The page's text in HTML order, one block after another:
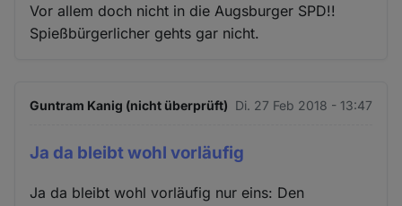
Vor allem doch nicht in die Augsburger SPD!!
Spießbürgerlicher gehts gar nicht.
Guntram Kanig (nicht überprüft) Di. 27 Feb 2018 - 13:47
Ja da bleibt wohl vorläufig
Ja da bleibt wohl vorläufig nur eins: Den